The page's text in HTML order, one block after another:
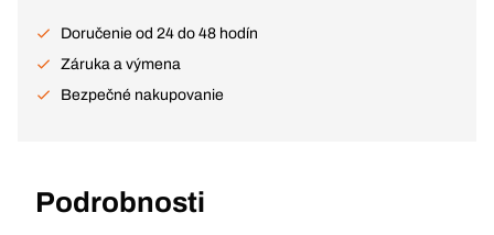
Doručenie od 24 do 48 hodín
Záruka a výmena
Bezpečné nakupovanie
Podrobnosti